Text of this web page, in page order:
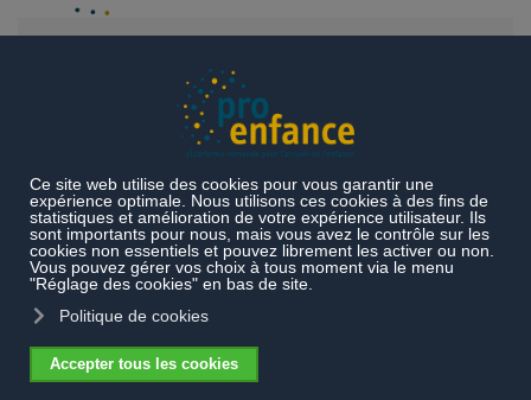
Exemples de pratiques
Directions et responsables
Rôle du management et de l’encadrement d’une structure
d’accueil familial de jour du Jura
Rôle du management et de
l’encadrement d’une structure d’accueil
familial de jour du Jura